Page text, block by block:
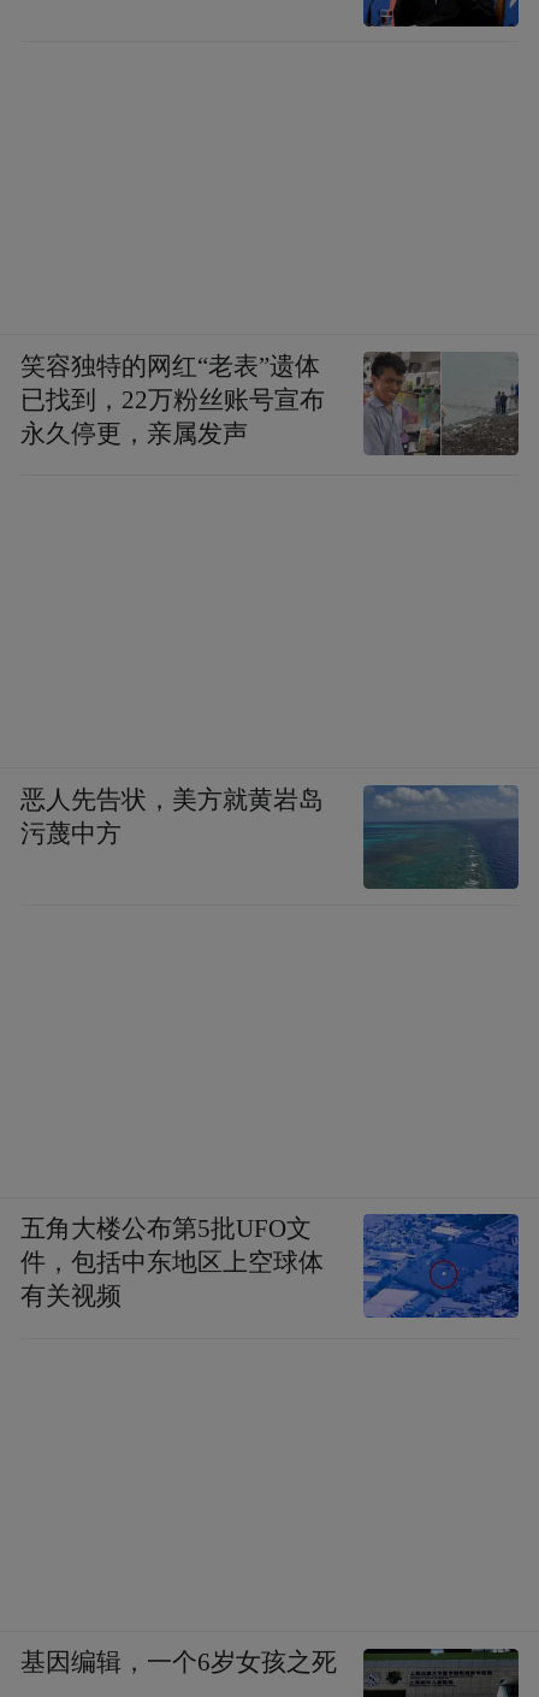
笑容独特的网红“老表”遗体
已找到，22万粉丝账号宣布
永久停更，亲属发声
恶人先告状，美方就黄岩岛
污蔑中方
五角大楼公布第5批UFO文
件，包括中东地区上空球体
有关视频
基因编辑，一个6岁女孩之死